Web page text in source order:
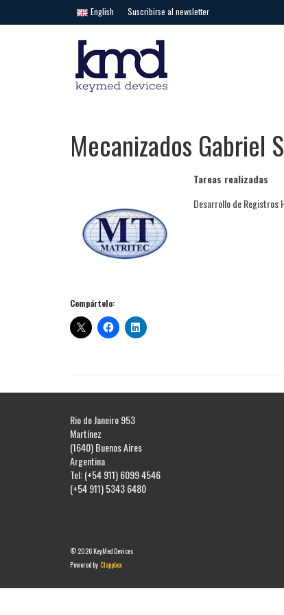
English Suscribirse al newsletter
Mecanizados Gabriel
Tareas realizadas
Desarrollo de Registros
Compártelo:
Rio de Janeiro 953
Martínez
(1640) Buenos Aires
Argentina
Tel: (+54 911) 6099 4546
(+54 911) 5343 6480
© 2026 KeyMed Devices
Powered by Clappbox